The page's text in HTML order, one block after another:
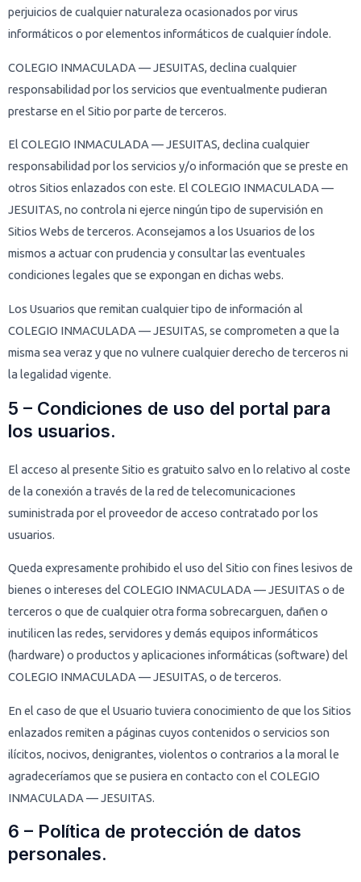
perjuicios de cualquier naturaleza ocasionados por virus
informáticos o por elementos informáticos de cualquier índole.
COLEGIO INMACULADA — JESUITAS, declina cualquier
responsabilidad por los servicios que eventualmente pudieran
prestarse en el Sitio por parte de terceros.
El COLEGIO INMACULADA — JESUITAS, declina cualquier
responsabilidad por los servicios y/o información que se preste en
otros Sitios enlazados con este. El COLEGIO INMACULADA —
JESUITAS, no controla ni ejerce ningún tipo de supervisión en
Sitios Webs de terceros. Aconsejamos a los Usuarios de los
mismos a actuar con prudencia y consultar las eventuales
condiciones legales que se expongan en dichas webs.
Los Usuarios que remitan cualquier tipo de información al
COLEGIO INMACULADA — JESUITAS, se comprometen a que la
misma sea veraz y que no vulnere cualquier derecho de terceros ni
la legalidad vigente.
5 – Condiciones de uso del portal para
los usuarios.
El acceso al presente Sitio es gratuito salvo en lo relativo al coste
de la conexión a través de la red de telecomunicaciones
suministrada por el proveedor de acceso contratado por los
usuarios.
Queda expresamente prohibido el uso del Sitio con fines lesivos de
bienes o intereses del COLEGIO INMACULADA — JESUITAS o de
terceros o que de cualquier otra forma sobrecarguen, dañen o
inutilicen las redes, servidores y demás equipos informáticos
(hardware) o productos y aplicaciones informáticas (software) del
COLEGIO INMACULADA — JESUITAS, o de terceros.
En el caso de que el Usuario tuviera conocimiento de que los Sitios
enlazados remiten a páginas cuyos contenidos o servicios son
ilícitos, nocivos, denigrantes, violentos o contrarios a la moral le
agradeceríamos que se pusiera en contacto con el COLEGIO
INMACULADA — JESUITAS.
6 – Política de protección de datos
personales.